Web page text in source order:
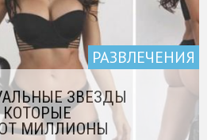
РАЗВЛЕЧЕНИЯ
ЗВЕЗДЫ
КОТОРЫЕ
МИЛЛИОНЫ